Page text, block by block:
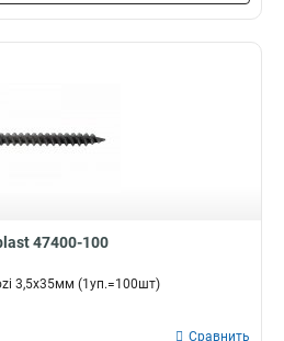
47400-100
3,5х35мм (1уп.=100шт)
Сравнить